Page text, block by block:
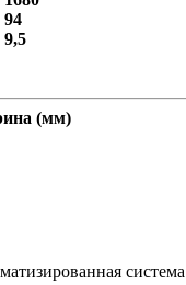
94
9,5
(мм)